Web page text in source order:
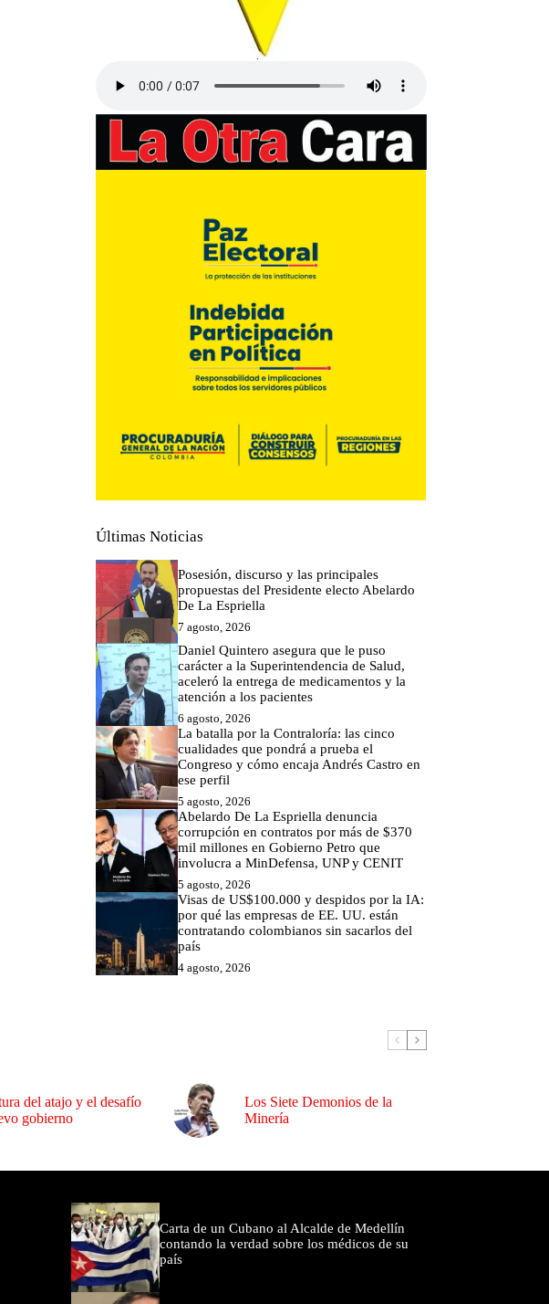
Últimas Noticias
Posesión, discurso y las principales
propuestas del Presidente electo Abelardo
De La Espriella
7 agosto, 2026
Daniel Quintero asegura que le puso
carácter a la Superintendencia de Salud,
aceleró la entrega de medicamentos y la
atención a los pacientes
6 agosto, 2026
La batalla por la Contraloría: las cinco
cualidades que pondrá a prueba el
Congreso y cómo encaja Andrés Castro en
ese perfil
5 agosto, 2026
Abelardo De La Espriella denuncia
corrupción en contratos por más de $370
mil millones en Gobierno Petro que
involucra a MinDefensa, UNP y CENIT
5 agosto, 2026
Visas de US$100.000 y despidos por la IA:
por qué las empresas de EE. UU. están
contratando colombianos sin sacarlos del
país
4 agosto, 2026
del atajo y el desafío
gobierno
Los Siete Demonios de la
Minería
Carta de un Cubano al Alcalde de Medellín
contando la verdad sobre los médicos de su
país